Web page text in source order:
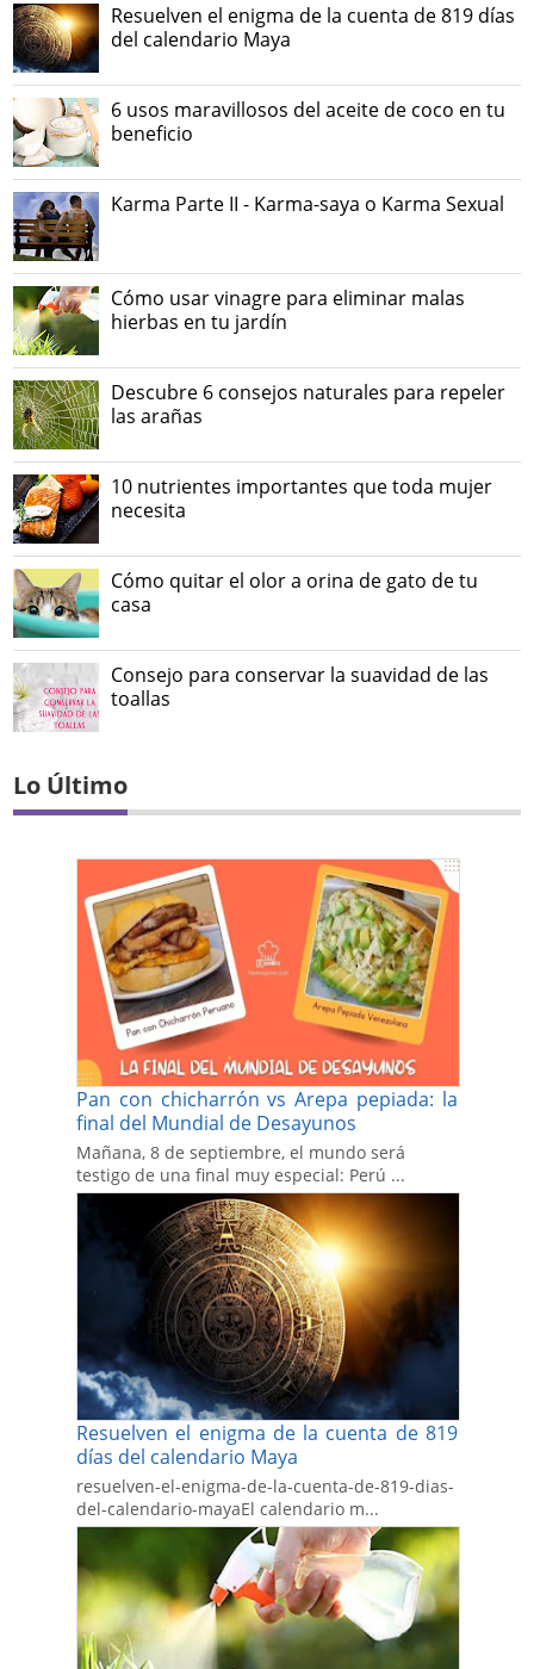
Resuelven el enigma de la cuenta de 819 días
del calendario Maya
6 usos maravillosos del aceite de coco en tu
beneficio
Karma Parte II - Karma-saya o Karma Sexual
Cómo usar vinagre para eliminar malas
hierbas en tu jardín
Descubre 6 consejos naturales para repeler
las arañas
10 nutrientes importantes que toda mujer
necesita
Cómo quitar el olor a orina de gato de tu
casa
Consejo para conservar la suavidad de las
toallas
Lo Último
Pan con chicharrón vs Arepa pepiada: la
final del Mundial de Desayunos
Mañana, 8 de septiembre, el mundo será
testigo de una final muy especial: Perú ...
Resuelven el enigma de la cuenta de 819
días del calendario Maya
resuelven-el-enigma-de-la-cuenta-de-819-dias-
del-calendario-mayaEl calendario m...